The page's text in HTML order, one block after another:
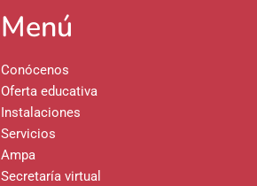
Menú
Conócenos
Oferta educativa
Instalaciones
Servicios
Ampa
Secretaría virtual